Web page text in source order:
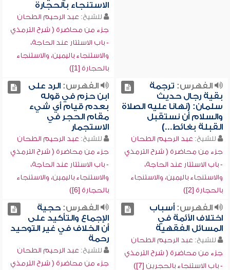
الاستنجاء بالحجارة
للشيخ: عبد الرحيم الطحان
جزء من محاضرة ( شرح الترمذي
- باب الاستتار عند الحاجة،
والاستنجاء باليمين، والاستنجاء
بالحجارة [1])
الفهرس: ترجمة
بقية رجال حديث
سلمان: (نهانا عليه الصلاة
والسلام أن نستقبل
القبلة بغائط...)
للشيخ: عبد الرحيم الطحان
جزء من محاضرة ( شرح الترمذي
- باب الاستتار عند الحاجة،
والاستنجاء باليمين، والاستنجاء
بالحجارة [2])
الفهرس:الرد على
ابن حزم في قوله
بعدم قيام أي شيء
مقام الحجر في
الاستجمار
للشيخ: عبد الرحيم الطحان
جزء من محاضرة ( شرح الترمذي
- باب الاستتار عند الحاجة،
والاستنجاء باليمين، والاستنجاء
بالحجارة [6])
الفهرس:أسباب
اختلاف الأئمة في
المسائل الفقهية
للشيخ: عبد الرحيم الطحان
جزء من محاضرة ( شرح الترمذي
- باب الاستنجاء بالحجرين [7])
الفهرس:حجية
الإجماع والتأكيد على
أن الخلاف في غير التوحيد
رحمة
للشيخ: عبد الرحيم الطحان
جزء من محاضرة ( شرح الترمذي